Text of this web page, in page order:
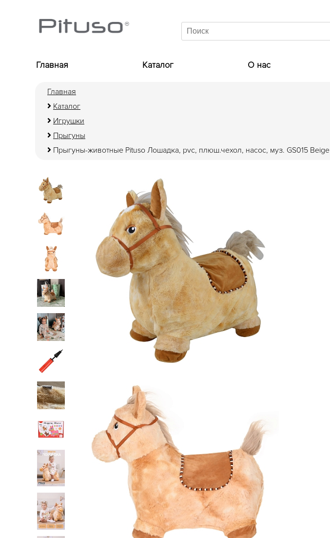
Главная Каталог О нас
Главная
Каталог
Игрушки
Прыгуны
Прыгуны-животные Pituso Лошадка, pvc, плюш.чехол, насос, муз. GS015 Beige